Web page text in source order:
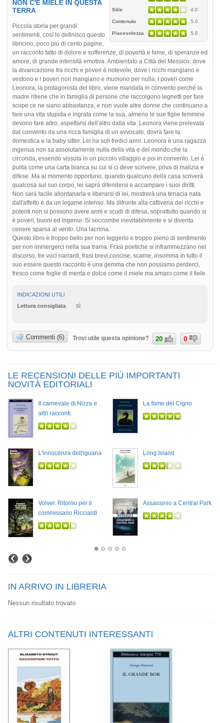
Stile 4.0
Contenuto 5.0
Piacevolezza 5.0
NON C'È MIELE IN QUESTA
TERRA
Piccola storia per grandi
sentimenti, così lo definisco questo
libricino, poco più di cento pagine,
un racconto fatto di dolore e sofferenze, di povertà e fame, di speranze ed
amore, di grande intensità emotiva. Ambientato a Città del Messico, dove
la divaricazione fra ricchi e poveri è notevole, dove i ricchi mangiano e
vestono e i poveri non mangiano e muoiono per nulla. I poveri come
Leonora, la protagonista del libro, viene mandata in convento perché la
madre ritiene che in famiglia di persone che raccolgono legnetti per fare
scope ce ne siano abbastanza, e non vuole altre donne che continuano a
fare una vita stupida e ingrata come la sua, almeno le sue figlie femmine
devono fare altro, aspettarsi dell'altro dalla vita. Leonora viene prelevata
dal convento da una ricca famiglia di un avvocato, dovrà fare la
domestica e la baby sitter. Lei ha soli tredici anni. Leonora è una ragazza
ingenua non sa assolutamente nulla della vita e del mondo che la
circonda, essendo vissuta in un piccolo villaggio e poi in convento. Lei è
pulita come una carta bianca su cui si ci deve scrivere, priva di malizia e
difese. Ma al momento opportuno, quando qualcuno della casa scriverà
qualcosa sul suo corpo, lei saprà difendersi e accampare i suoi diritti.
Non sarà facile allontanarla e liberarsi di lei, mostrerà una tenacia nata
dall'affetto e da un legame intenso. Ma difronte alla cattiveria dei ricchi e
potenti non si possono avere armi e scudi di difesa, soprattutto quando si
è poveri, buoni ed ingenui. Si soccombe inevitabilmente e si diventa
cenere sparsa al vento. Una lacrima.
Questo libro è troppo bello per non leggerlo e troppo pieno di sentimento
per non immergerci nella sua trama. Frasi poetiche si inframmezzano nel
discorso, tre voci narranti, frasi brevi,concise, scarne, insomma in tutto il
suo essere questo racconto è una gemma che non possiamo perderci,
fresco come foglie di menta e dolce come il miele ma amaro come il fiele.
INDICAZIONI UTILI
Lettura consigliata
sì
Commenti (6) Trovi utile questa opinione? 20 0
LE RECENSIONI DELLE PIÙ IMPORTANTI
NOVITÀ EDITORIALI
Il carnevale di Nizza e
altri racconti
La fame del Cigno
L'innocenza dell'iguana Long Island
Volver. Ritorno per il
commissario Ricciardi
Assassinio a Central Park
IN ARRIVO IN LIBRERIA
Nessun risultato trovato
ALTRI CONTENUTI INTERESSANTI